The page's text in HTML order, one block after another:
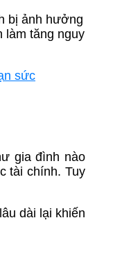
bị ảnh hưởng
làm tăng nguy
sức
gia đình nào
tài chính. Tuy
dài lại khiến